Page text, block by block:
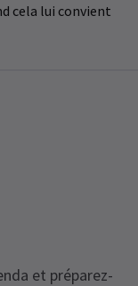
cela lui convient
et préparez-